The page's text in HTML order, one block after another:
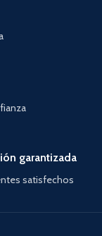
garantizada
satisfechos